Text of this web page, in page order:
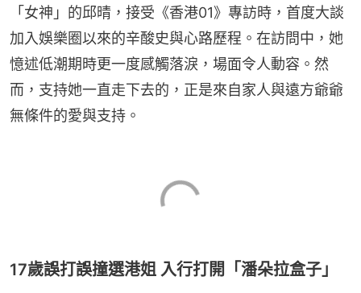
「女神」的邱晴，接受《香港01》專訪時，首度大談
加入娛樂圈以來的辛酸史與心路歷程。在訪問中，她
憶述低潮期時更一度感觸落淚，場面令人動容。然
而，支持她一直走下去的，正是來自家人與遠方爺爺
無條件的愛與支持。
17歲誤打誤撞選港姐 入行打開「潘朵拉盒子」